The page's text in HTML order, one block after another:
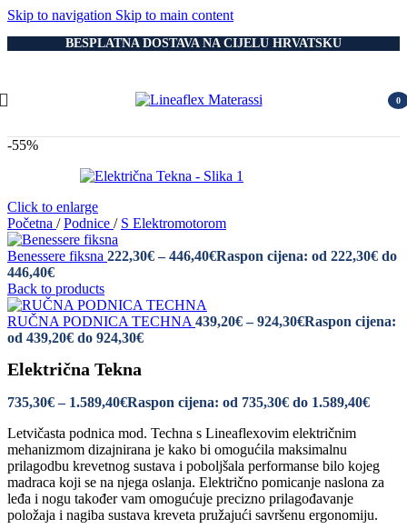
Skip to navigation Skip to main content
BESPLATNA DOSTAVA NA CIJELU HRVATSKU
0
-55%
Click to enlarge
Početna / Podnice / S Elektromotorom
Benessere fiksna 222,30€ – 446,40€Raspon cijena: od 222,30€ do
446,40€
Back to products
RUČNA PODNICA TECHNA 439,20€ – 924,30€Raspon cijena:
od 439,20€ do 924,30€
Električna Tekna
735,30€ – 1.589,40€Raspon cijena: od 735,30€ do 1.589,40€
Letvičasta podnica mod. Techna s Lineaflexovim električnim
mehanizmom dizajnirana je kako bi omogućila maksimalnu
prilagodbu krevetnog sustava i poboljšala performanse bilo kojeg
madraca koji se na njega oslanja. Električno pomicanje naslona za
leđa i nogu također vam omogućuje precizno prilagođavanje
položaja i nagiba sustava kreveta pružajući savršenu ergonomiju.